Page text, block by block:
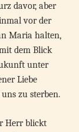
davor, aber
vor der
Maria halten,
dem Blick
unter
Liebe
zu sterben.
Herr blickt